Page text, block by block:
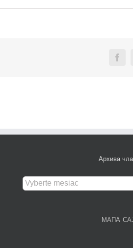
Архива
Архива
чланака
МАПА